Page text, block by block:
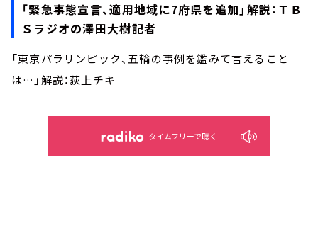
「緊急事態宣言、適用地域に7府県を追加」解説：ＴＢ
Ｓラジオの澤田大樹記者
「東京パラリンピック、五輪の事例を鑑みて言えること
は…」解説：荻上チキ
タイムフリーで聴く